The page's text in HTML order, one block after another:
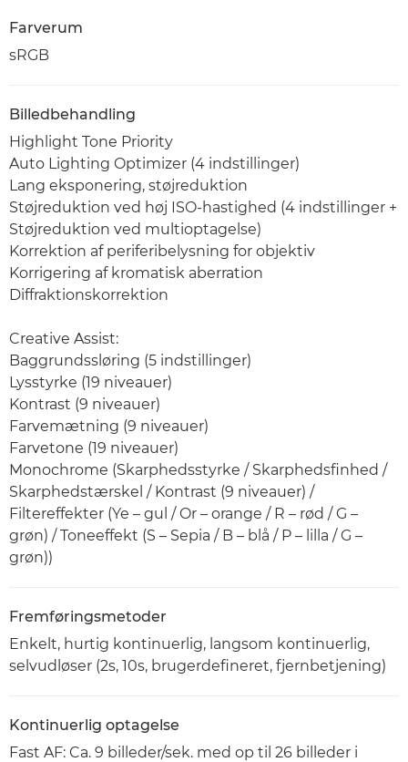
Farverum
sRGB
Billedbehandling
Highlight Tone Priority
Auto Lighting Optimizer (4 indstillinger)
Lang eksponering, støjreduktion
Støjreduktion ved høj ISO-hastighed (4 indstillinger +
Støjreduktion ved multioptagelse)
Korrektion af periferibelysning for objektiv
Korrigering af kromatisk aberration
Diffraktionskorrektion
Creative Assist:
Baggrundssløring (5 indstillinger)
Lysstyrke (19 niveauer)
Kontrast (9 niveauer)
Farvemætning (9 niveauer)
Farvetone (19 niveauer)
Monochrome (Skarphedsstyrke / Skarphedsfinhed /
Skarphedstærskel / Kontrast (9 niveauer) /
Filtereffekter (Ye – gul / Or – orange / R – rød / G –
grøn) / Toneeffekt (S – Sepia / B – blå / P – lilla / G –
grøn))
Fremføringsmetoder
Enkelt, hurtig kontinuerlig, langsom kontinuerlig,
selvudløser (2s, 10s, brugerdefineret, fjernbetjening)
Kontinuerlig optagelse
Fast AF: Ca. 9 billeder/sek. med op til 26 billeder i